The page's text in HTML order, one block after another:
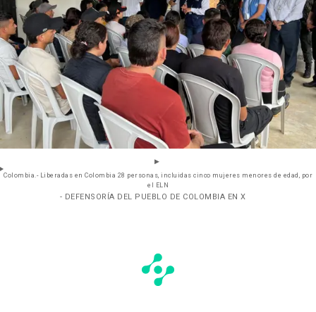
Colombia.- Liberadas en Colombia 28 personas, incluidas cinco mujeres menores de edad, por
el ELN
- DEFENSORÍA DEL PUEBLO DE COLOMBIA EN X